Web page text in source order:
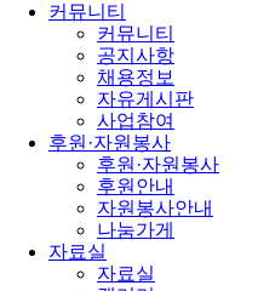
커뮤니티
커뮤니티
공지사항
채용정보
자유게시판
사업참여
후원·자원봉사
후원·자원봉사
후원안내
자원봉사안내
나눔가게
자료실
자료실